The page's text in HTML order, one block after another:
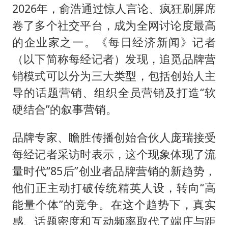
上海轮渡全线停航
制冰厂工人旺季能月入一万三
人民的健康、体质、幸福一脉相承
2026年，俞浩通过惊人言论、疯狂刷屏席
卷了多个社交平台，成为全网讨论度最高
的企业家之一。《每日经济新闻》记者
（以下简称每经记者）发现，追觅品牌营
销模式可以分为三大类型，包括创始人主
导的话题营销、组织全员营销及打造“软
硬结合”的叙事营销。
品牌专家、瞻胜传播创始合伙人庞瑞接受
每经记者采访时表示，这个现象体现了流
量时代“85后”创业者品牌营销的新趋势，
他们正主动打破传统精英人设，转向“高
能量个体”的竞争。在这个趋势下，真实
感、话题密度和互动频率取代了端庄与距